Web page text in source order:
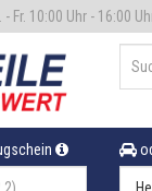
- Fr. 10:00 Uhr - 16:00